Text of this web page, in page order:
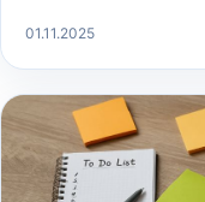
01.11.2025